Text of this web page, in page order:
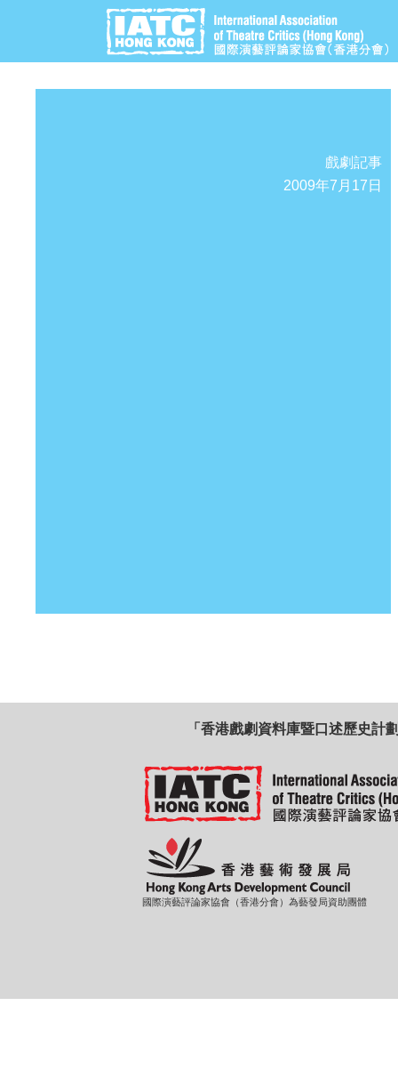
戲劇記事
2009年7月17日
「香港戲劇資料庫暨口述歷史計
國際演藝評論家協會（香港分會）為藝發局資助團體